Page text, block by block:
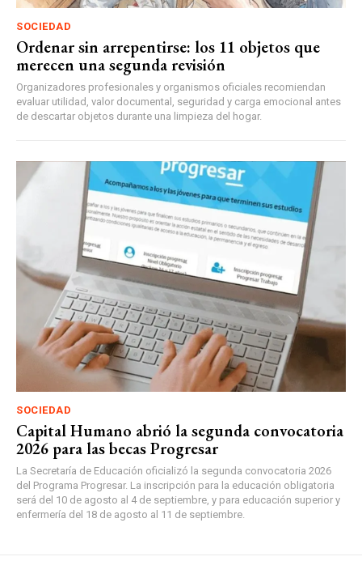
SOCIEDAD
Ordenar sin arrepentirse: los 11 objetos que
merecen una segunda revisión
Organizadores profesionales y organismos oficiales recomiendan
evaluar utilidad, valor documental, seguridad y carga emocional antes
de descartar objetos durante una limpieza del hogar.
SOCIEDAD
Capital Humano abrió la segunda convocatoria
2026 para las becas Progresar
La Secretaría de Educación oficializó la segunda convocatoria 2026
del Programa Progresar. La inscripción para la educación obligatoria
será del 10 de agosto al 4 de septiembre, y para educación superior y
enfermería del 18 de agosto al 11 de septiembre.